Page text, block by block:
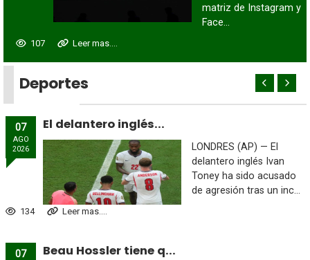
matriz de Instagram y
Face...
107 Leer mas....
Deportes
07
AGO
2026
El delantero inglés...
LONDRES (AP) — El
delantero inglés Ivan
Toney ha sido acusado
de agresión tras un inc...
134 Leer mas....
07 Beau Hossler tiene q...